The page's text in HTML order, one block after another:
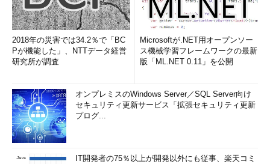
2018年の災害では34.2％で「BC
Pが機能した」、NTTデータ経営
研究所が調査
Microsoftが.NET用オープンソー
ス機械学習フレームワークの最新
版「ML.NET 0.11」を公開
オンプレミスのWindows Server／SQL Server向け
セキュリティ更新サービス「拡張セキュリティ更新
プログ...
IT開発者の75％以上が開発以外にも従事、楽天コミ